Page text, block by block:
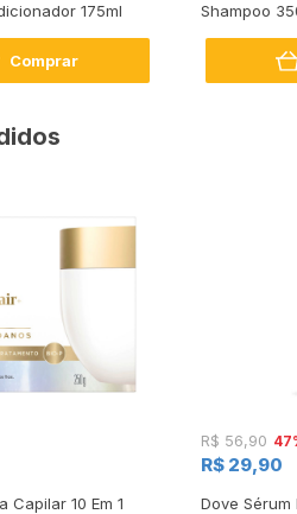
175ml
Comprar
Shampoo
175ml
Capilar 10 Em 1
R$ 56,90
R$ 29,90
Dove